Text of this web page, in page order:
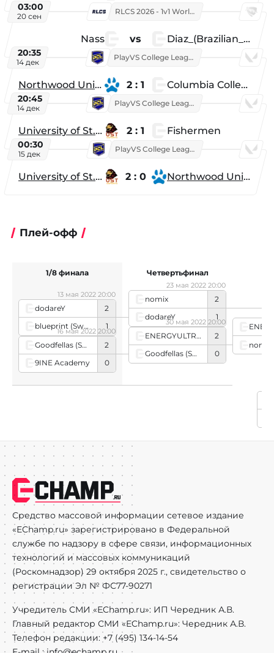
03:00
20 сен
RLCS 2026 - 1v1 World Championship
Nass vs Diaz_(Brazilian_Player)
20:35
14 дек
PlayVS College League 2025: Fall
Northwood University 2 : 1 Columbia College
20:45
14 дек
PlayVS College League 2025: Fall
University of St. Thomas 2 : 1 Fishermen
00:30
15 дек
PlayVS College League 2025: Fall
University of St. Thomas 2 : 0 Northwood University
Плей-офф
dodareY
2
blueprint (Swedish team)
1
13 мая 2022 20:00
Goodfellas (Swedish team)
2
9INE Academy
0
16 мая 2022 20:00
1/8 финала
nomix
2
dodareY
1
23 мая 2022 20:00
ENERGYULTRA
2
Goodfellas (Swedish team)
0
30 мая 2022 20:00
Четвертьфинал
nomix
Средство массовой информации сетевое издание
«EChamp.ru» зарегистрировано в Федеральной
службе по надзору в сфере связи, информационных
технологий и массовых коммуникаций
(Роскомнадзор) 29 октября 2025 г., свидетельство о
регистрации Эл № ФС77-90271
Учредитель СМИ «EChamp.ru»: ИП Чередник А.В.
Главный редактор СМИ «EChamp.ru»: Чередник А.В.
Телефон редакции: +7 (495) 134-14-54